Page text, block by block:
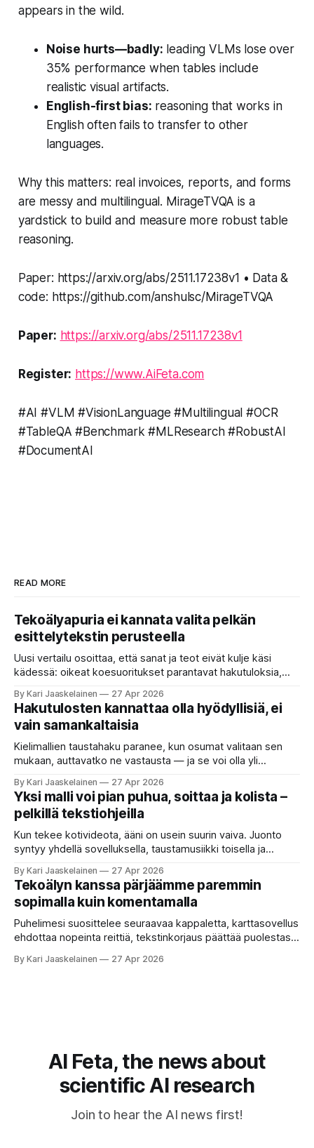
appears in the wild.
Noise hurts—badly: leading VLMs lose over
35% performance when tables include
realistic visual artifacts.
English-first bias: reasoning that works in
English often fails to transfer to other
languages.
Why this matters: real invoices, reports, and forms
are messy and multilingual. MirageTVQA is a
yardstick to build and measure more robust table
reasoning.
Paper: https://arxiv.org/abs/2511.17238v1 • Data &
code: https://github.com/anshulsc/MirageTVQA
Paper: https://arxiv.org/abs/2511.17238v1
Register: https://www.AiFeta.com
#AI #VLM #VisionLanguage #Multilingual #OCR
#TableQA #Benchmark #MLResearch #RobustAI
#DocumentAI
READ MORE
Tekoälyapuria ei kannata valita pelkän
esittelytekstin perusteella
Uusi vertailu osoittaa, että sanat ja teot eivät kulje käsi
kädessä: oikeat koesuoritukset parantavat hakutuloksia,
etsimässä verkosta apuria, joka hoitaisi puolestasi arjen
askareita: täyttäisi lomakkeen, järjestäisi matkasuunnitelman
tai seulisi pitkän asiakirjakasan ydinkohdat. Vastassa on
valikoima, joka muistuttaa sovelluskauppaa steroideilla.
Jokainen ”tekoälyagentti” lupaa paljon
By Kari Jaaskelainen 27 Apr 2026
Hakutulosten kannattaa olla hyödyllisiä, ei
vain samankaltaisia
Kielimallien taustahaku paranee, kun osumat valitaan sen
mukaan, auttavatko ne vastausta — ja se voi olla yli
että kysyt työpaikan chat-robotilta: “Mitä viime kuun
kokouspäiväkirjassa päätettiin etätyöpäivistä?” Robotti
selaa arkistoja ja poimii sinulle pätkän, jossa toistellaan, mitä
etätyö tarkoittaa. Teksti on aiheeltaan lähellä kysymystä,
By Kari Jaaskelainen 27 Apr 2026
Yksi malli voi pian puhua, soittaa ja kolista –
pelkillä tekstiohjeilla
Kun tekee kotivideota, ääni on usein suurin vaiva. Juonto
syntyy yhdellä sovelluksella, taustamusiikki toisella ja
erilaisia komentoja, eikä mikään niistä oikein “puhu”
toistensa kanssa. Lopputulos on pienen palapelityön tulos.
Vuosia on ajateltu, että näin tämän kuuluukin mennä. Puhe
on sanoja ja lauseita – hyvin jäsenneltyä.
By Kari Jaaskelainen 27 Apr 2026
Tekoälyn kanssa pärjäämme paremmin
sopimalla kuin komentamalla
Puhelimesi suosittelee seuraavaa kappaletta, karttasovellus
ehdottaa nopeinta reittiä, tekstinkorjaus päättää puolestasi,
tottelee sinua sokeasti. Useammin huomaat itse
By Kari Jaaskelainen 27 Apr 2026
AI Feta, the news about
scientific AI research
Join to hear the AI news first!